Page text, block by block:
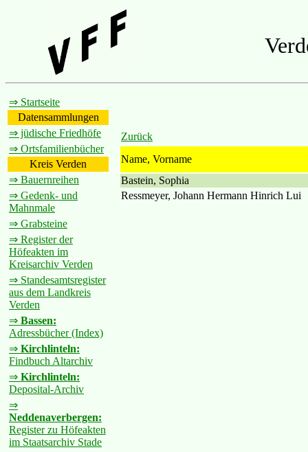
⇒ Startseite
Datensammlungen
⇒ jüdische Friedhöfe
⇒ Ortsfamilienbücher
Kreis Verden
⇒ Bauernreihen
⇒ Gedenk- und
Mahnmale
⇒ Grabsteine
⇒ Register der
Höfeakten im
Kreisarchiv Verden
⇒ Standesamtsregister
aus dem Landkreis
Verden
⇒ Bassen:
Adressbücher (Index)
⇒ Kirchlinteln:
Findbuch Altarchiv
⇒ Kirchlinteln:
Deposital-Archiv
⇒
Neddenaverbergen:
Register zu Höfeakten
im Staatsarchiv Stade
Zurück
Name, Vorname
Bastein, Sophia
Ressmeyer, Johann Hermann Hinrich Lui